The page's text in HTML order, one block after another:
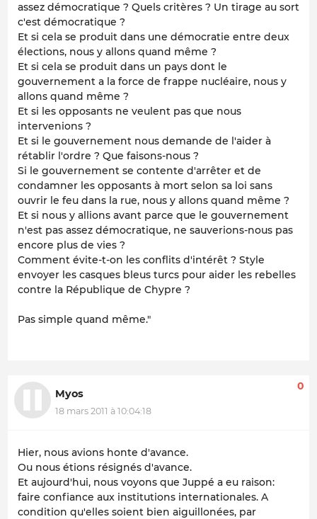
assez démocratique ? Quels critères ? Un tirage au sort
c'est démocratique ?
Et si cela se produit dans une démocratie entre deux
élections, nous y allons quand même ?
Et si cela se produit dans un pays dont le
gouvernement a la force de frappe nucléaire, nous y
allons quand même ?
Et si les opposants ne veulent pas que nous
intervenions ?
Et si le gouvernement nous demande de l'aider à
rétablir l'ordre ? Que faisons-nous ?
Si le gouvernement se contente d'arrêter et de
condamner les opposants à mort selon sa loi sans
ouvrir le feu dans la rue, nous y allons quand même ?
Et si nous y allions avant parce que le gouvernement
n'est pas assez démocratique, ne sauverions-nous pas
encore plus de vies ?
Comment évite-t-on les conflits d'intérêt ? Style
envoyer les casques bleus turcs pour aider les rebelles
contre la République de Chypre ?
Pas simple quand même."
Myos
18 mars 2011 à 10:04:18
0
Hier, nous avions honte d'avance.
Ou nous étions résignés d'avance.
Et aujourd'hui, nous voyons que Juppé a eu raison:
faire confiance aux institutions internationales. A
condition qu'elles soient bien aiguillonées, par